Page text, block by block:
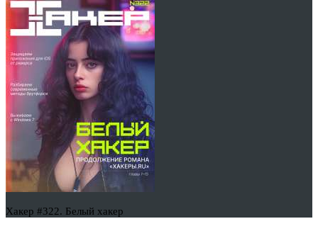
Хакер #322. Белый хакер